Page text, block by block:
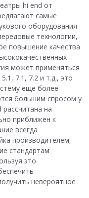
hi end от
самые
оборудования
технологии,
повышение качества
может применяться
7.1, 7.2 и т.д., это
еще более
большим спросом у
на
приближен к
всегда
производителем,
стандартам
это
невероятное